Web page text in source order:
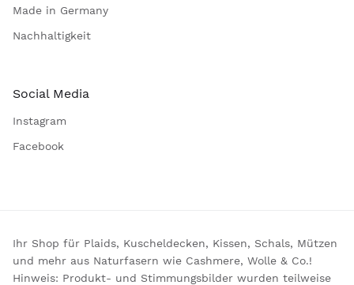
Made in Germany
Nachhaltigkeit
Social Media
Instagram
Facebook
Ihr Shop für Plaids, Kuscheldecken, Kissen, Schals, Mützen
und mehr aus Naturfasern wie Cashmere, Wolle & Co.!
Hinweis: Produkt- und Stimmungsbilder wurden teilweise